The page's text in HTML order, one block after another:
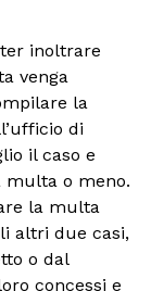
inoltrare
venga
la
di
il caso e
multa o meno.
la multa
altri due casi,
o dal
concessi e